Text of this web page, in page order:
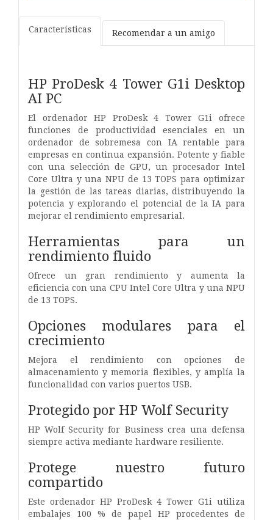
Características Recomendar a un amigo
HP ProDesk 4 Tower G1i Desktop
AI PC
El ordenador HP ProDesk 4 Tower G1i ofrece
funciones de productividad esenciales en un
ordenador de sobremesa con IA rentable para
empresas en continua expansión. Potente y fiable
con una selección de GPU, un procesador Intel
Core Ultra y una NPU de 13 TOPS para optimizar
la gestión de las tareas diarias, distribuyendo la
potencia y explorando el potencial de la IA para
mejorar el rendimiento empresarial.
Herramientas para un
rendimiento fluido
Ofrece un gran rendimiento y aumenta la
eficiencia con una CPU Intel Core Ultra y una NPU
de 13 TOPS.
Opciones modulares para el
crecimiento
Mejora el rendimiento con opciones de
almacenamiento y memoria flexibles, y amplía la
funcionalidad con varios puertos USB.
Protegido por HP Wolf Security
HP Wolf Security for Business crea una defensa
siempre activa mediante hardware resiliente.
Protege nuestro futuro
compartido
Este ordenador HP ProDesk 4 Tower G1i utiliza
embalajes 100 % de papel HP procedentes de